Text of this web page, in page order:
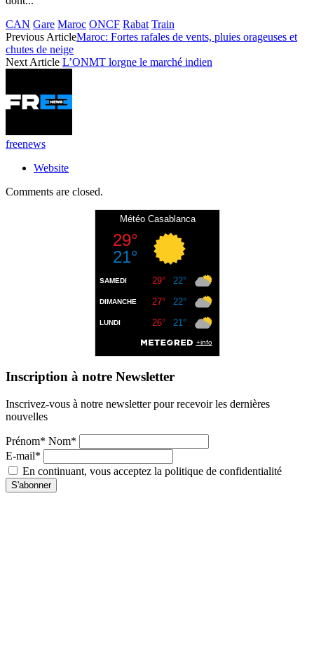
CAN Gare Maroc ONCF Rabat Train
Previous ArticleMaroc: Fortes rafales de vents, pluies orageuses et
chutes de neige
Next Article L’ONMT lorgne le marché indien
freenews
Website
Comments are closed.
Inscription à notre Newsletter
Inscrivez-vous à notre newsletter pour recevoir les dernières
nouvelles
Prénom* Nom*
E-mail*
En continuant, vous acceptez la politique de confidentialité